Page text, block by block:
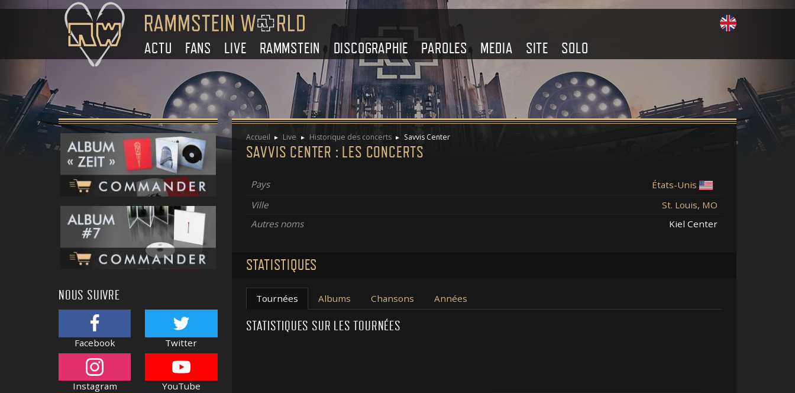
ACTU FANS LIVE RAMMSTEIN DISCOGRAPHIE PAROLES MEDIA SITE SOLO
Accueil Live Historique des concerts Savvis Center
SAVVIS CENTER : LES CONCERTS
Pays
États-Unis
Ville
St. Louis, MO
Autres noms
Kiel Center
STATISTIQUES
Tournées Albums Chansons Années
STATISTIQUES SUR LES TOURNÉES
NOUS SUIVRE
Facebook Twitter
Instagram YouTube